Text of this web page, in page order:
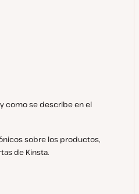
como se describe en el
sobre los productos,
de Kinsta.